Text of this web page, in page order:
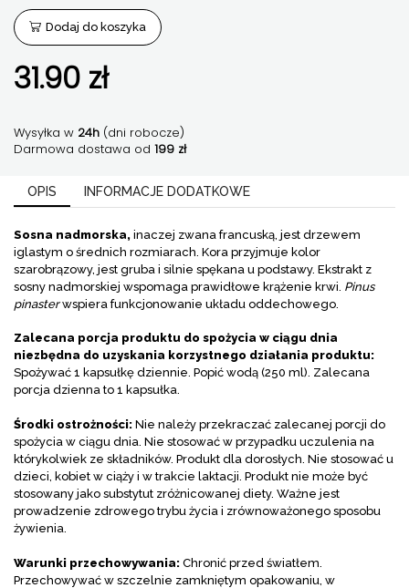
31.90 zł
OPC
60
kaps
CL
Dodaj do koszyka
Wysyłka w 24h (dni robocze)
Darmowa dostawa od 199 zł
OPIS INFORMACJE DODATKOWE
Sosna nadmorska, inaczej zwana francuską, jest drzewem
iglastym o średnich rozmiarach. Kora przyjmuje kolor
szarobrązowy, jest gruba i silnie spękana u podstawy. Ekstrakt z
sosny nadmorskiej wspomaga prawidłowe krążenie krwi. Pinus
pinasterwspiera funkcjonowanie układu oddechowego.
Zalecana porcja produktu do spożycia w ciągu dnia
niezbędna do uzyskania korzystnego działania produktu:
Spożywać 1 kapsułkę dziennie. Popić wodą (250 ml). Zalecana
porcja dzienna to 1 kapsułka.
Środki ostrożności: Nie należy przekraczać zalecanej porcji do
spożycia w ciągu dnia. Nie stosować w przypadku uczulenia na
którykolwiek ze składników. Produkt dla dorosłych. Nie stosować u
dzieci, kobiet w ciąży i w trakcie laktacji. Produkt nie może być
stosowany jako substytut zróżnicowanej diety. Ważne jest
prowadzenie zdrowego trybu życia i zrównoważonego sposobu
żywienia.
Warunki przechowywania: Chronić przed światłem.
Przechowywać w szczelnie zamkniętym opakowaniu, w